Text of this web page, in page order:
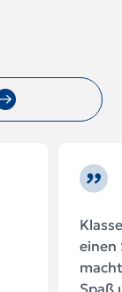
einen
Spaß